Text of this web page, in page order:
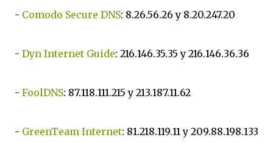
- Comodo Secure DNS: 8.26.56.26 y 8.20.247.20
- Dyn Internet Guide: 216.146.35.35 y 216.146.36.36
- FoolDNS: 87.118.111.215 y 213.187.11.62
- GreenTeam Internet: 81.218.119.11 y 209.88.198.133